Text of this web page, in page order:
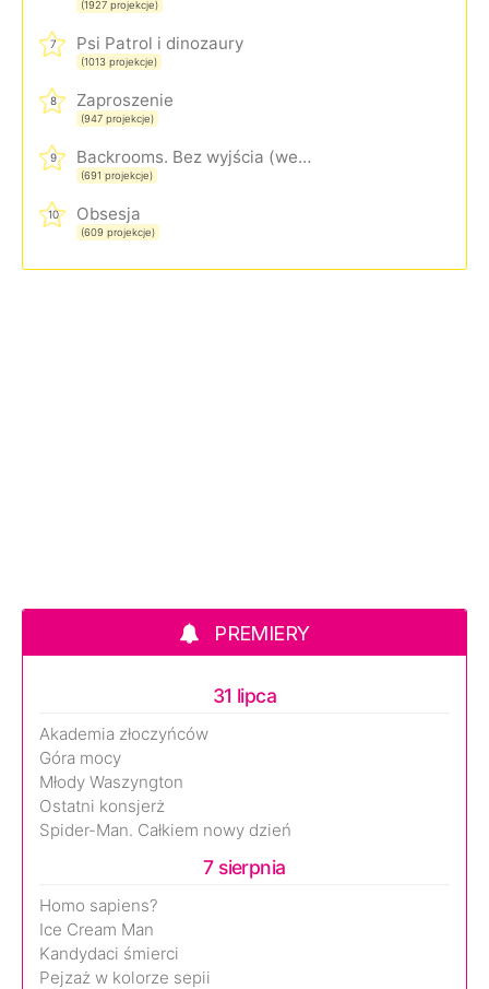
(1927 projekcje)
7 Psi Patrol i dinozaury
(1013 projekcje)
8 Zaproszenie
(947 projekcje)
9 Backrooms. Bez wyjścia (wersja rozszerzona)
(691 projekcje)
10 Obsesja
(609 projekcje)
PREMIERY
31 lipca
Akademia złoczyńców
Góra mocy
Młody Waszyngton
Ostatni konsjerż
Spider-Man. Całkiem nowy dzień
7 sierpnia
Homo sapiens?
Ice Cream Man
Kandydaci śmierci
Pejzaż w kolorze sepii